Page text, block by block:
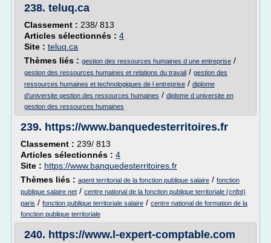
238. teluq.ca
Classement : 238/ 813
Articles sélectionnés : 4
Site : teluq.ca
Thèmes liés : gestion des ressources humaines d une entreprise /
gestion des ressources humaines et relations du travail / gestion des
ressources humaines et technologiques de l entreprise / diplome
d'universite gestion des ressources humaines / diplome d universite en
gestion des ressources humaines
239. https://www.banquedesterritoires.fr
Classement : 239/ 813
Articles sélectionnés : 4
Site : https://www.banquedesterritoires.fr
Thèmes liés : agent territorial de la fonction publique salaire / fonction
publique salaire net / centre national de la fonction publique territoriale (cnfpt)
paris / fonction publique territoriale salaire / centre national de formation de la
fonction publique territoriale
240. https://www.l-expert-comptable.com